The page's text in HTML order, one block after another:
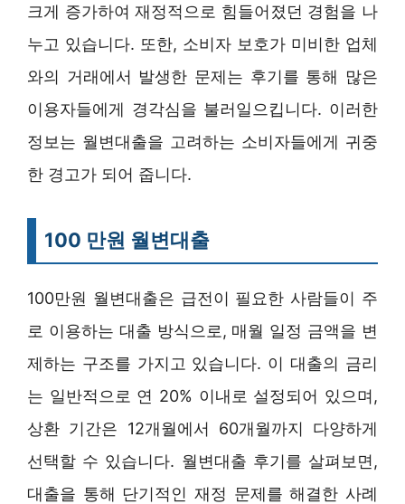
크게 증가하여 재정적으로 힘들어졌던 경험을 나
누고 있습니다. 또한, 소비자 보호가 미비한 업체
와의 거래에서 발생한 문제는 후기를 통해 많은
이용자들에게 경각심을 불러일으킵니다. 이러한
정보는 월변대출을 고려하는 소비자들에게 귀중
한 경고가 되어 줍니다.
100 만원 월변대출
100만원 월변대출은 급전이 필요한 사람들이 주
로 이용하는 대출 방식으로, 매월 일정 금액을 변
제하는 구조를 가지고 있습니다. 이 대출의 금리
는 일반적으로 연 20% 이내로 설정되어 있으며,
상환 기간은 12개월에서 60개월까지 다양하게
선택할 수 있습니다. 월변대출 후기를 살펴보면,
대출을 통해 단기적인 재정 문제를 해결한 사례